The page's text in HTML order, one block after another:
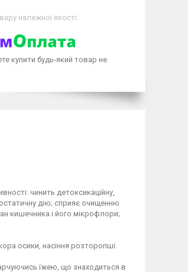
належної якості
купити будь-який товар не
чинить детоксикаційну,
дію; сприяє очищенню
кишечника і його мікрофлори;
осики, насіння розторопші.
їжею, що знаходиться в